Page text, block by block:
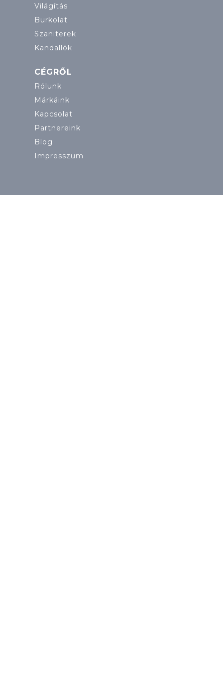
Világítás
Burkolat
Szaniterek
Kandallók
CÉGRŐL
Rólunk
Márkáink
Kapcsolat
Partnereink
Blog
Impresszum